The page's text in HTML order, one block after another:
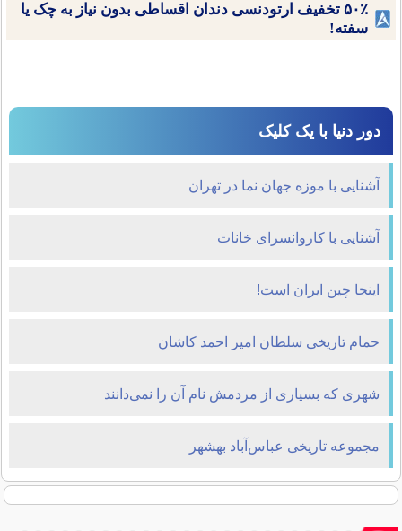
۵۰٪ تخفیف ارتودنسی دندان اقساطی بدون نیاز به چک یا
سفته!
دور دنیا با یک کلیک
آشنایی با موزه جهان نما در تهران
آشنایی با کاروانسرای خانات
اینجا چین ایران است!
حمام تاریخی سلطان امیر احمد کاشان
شهری كه بسیاری از مردمش نام آن را نمی‌دانند
مجموعه تاریخی عباس‌آباد بهشهر